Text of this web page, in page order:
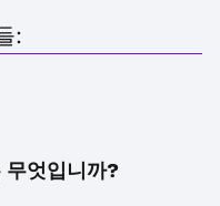
:
무엇입니까?